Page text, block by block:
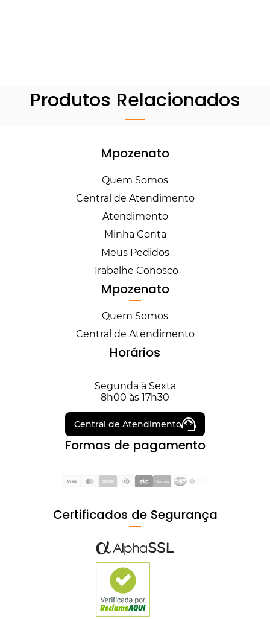
Produtos Relacionados
Mpozenato
Quem Somos
Central de Atendimento
Atendimento
Minha Conta
Meus Pedidos
Trabalhe Conosco
Mpozenato
Quem Somos
Central de Atendimento
Horários
Segunda à Sexta
8h00 às 17h30
Central de Atendimento
Formas de pagamento
Certificados de Segurança